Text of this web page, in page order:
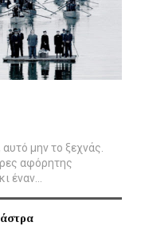
μην το ξεχνάς.
αφόρητης
έναν...